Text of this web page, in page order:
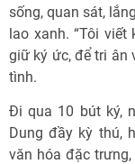
sống, quan sát,
lao xanh. “Tôi
giữ ký ức, để tri ân
tình.
Đi qua 10 bút ký,
Dung đầy kỳ thú,
văn hóa đặc